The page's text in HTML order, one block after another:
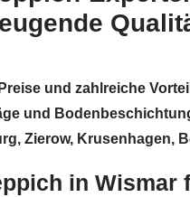
und zahlreiche
und
Zierow, Krusenhagen,
in Wismar